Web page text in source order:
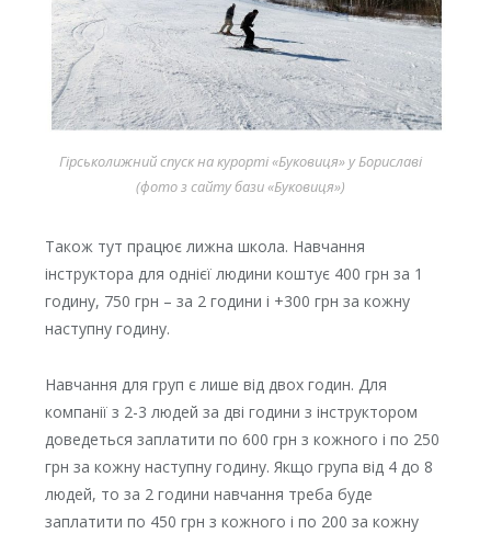
Гірськолижний спуск на курорті «Буковиця» у Бориславі
(фото з сайту бази «Буковиця»)
Також тут працює лижна школа. Навчання
інструктора для однієї людини коштує 400 грн за 1
годину, 750 грн – за 2 години і +300 грн за кожну
наступну годину.
Навчання для груп є лише від двох годин. Для
компанії з 2-3 людей за дві години з інструктором
доведеться заплатити по 600 грн з кожного і по 250
грн за кожну наступну годину. Якщо група від 4 до 8
людей, то за 2 години навчання треба буде
заплатити по 450 грн з кожного і по 200 за кожну